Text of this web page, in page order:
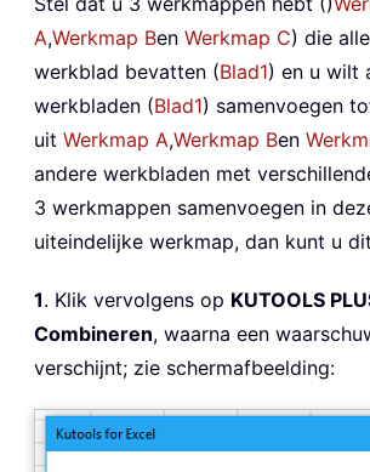
A,Werkmap Ben Werkmap C) die
werkblad bevatten (Blad1) en u wilt
werkbladen (Blad1) samenvoegen
uit Werkmap A,Werkmap Ben
andere werkbladen met
3 werkmappen samenvoegen in
uiteindelijke werkmap, dan kunt u
1. Klik vervolgens op KUTOOLS
Combineren, waarna een
verschijnt; zie schermafbeelding: